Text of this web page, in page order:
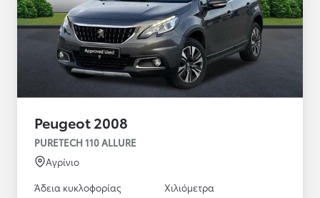
Peugeot 2008
PURETECH 110 ALLURE
Αγρίνιο
Άδεια κυκλοφορίας
Χιλιόμετρα